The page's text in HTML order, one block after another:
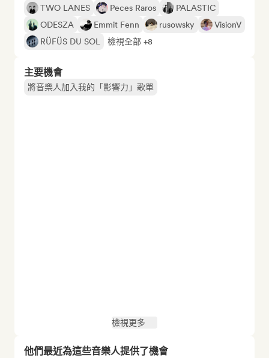
TWO LANES Peces Raros
PALASTIC
ODESZA
Emmit Fenn rusowsky
VisionV
RÜFÜS DU SOL
檢視全部 +8
主要機會
將音樂人加入我的「影響力」歌單
檢視更多
他們最近為這些音樂人提供了機會